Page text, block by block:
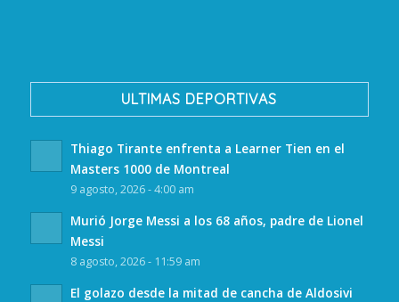
ULTIMAS DEPORTIVAS
Thiago Tirante enfrenta a Learner Tien en el
Masters 1000 de Montreal
9 agosto, 2026 - 4:00 am
Murió Jorge Messi a los 68 años, padre de Lionel
Messi
8 agosto, 2026 - 11:59 am
El golazo desde la mitad de cancha de Aldosivi